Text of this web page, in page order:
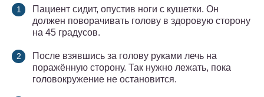
Пациент сидит, опустив ноги с кушетки. Он
должен поворачивать голову в здоровую сторону
на 45 градусов.
После взявшись за голову руками лечь на
поражённую сторону. Так нужно лежать, пока
головокружение не остановится.